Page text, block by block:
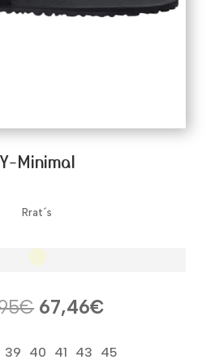
Y-Minimal
Rrat´s
€ El
original
67,46€El
actual
39 40 41 43 45